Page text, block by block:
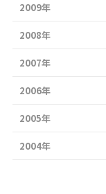
2009年
2008年
2007年
2006年
2005年
2004年